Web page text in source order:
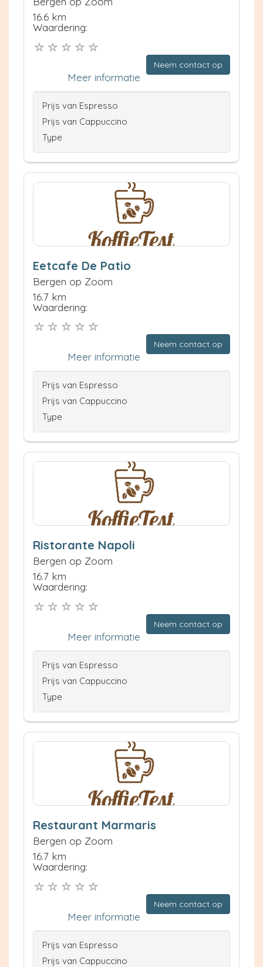
16.6 km
Waardering:
Neem contact op
Meer informatie
Prijs van Espresso
Prijs van Cappuccino
Type
Eetcafe De Patio
Bergen op Zoom
16.7 km
Waardering:
Neem contact op
Meer informatie
Prijs van Espresso
Prijs van Cappuccino
Type
Ristorante Napoli
Bergen op Zoom
16.7 km
Waardering:
Neem contact op
Meer informatie
Prijs van Espresso
Prijs van Cappuccino
Type
Restaurant Marmaris
Bergen op Zoom
16.7 km
Waardering:
Neem contact op
Meer informatie
Prijs van Espresso
Prijs van Cappuccino